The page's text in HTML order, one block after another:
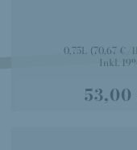
0,75L (70,67 €/
53,00
Inkl.